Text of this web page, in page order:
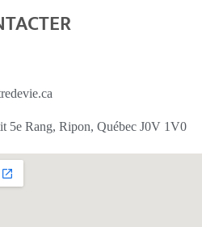
5e Rang, Ripon, Québec J0V 1V0